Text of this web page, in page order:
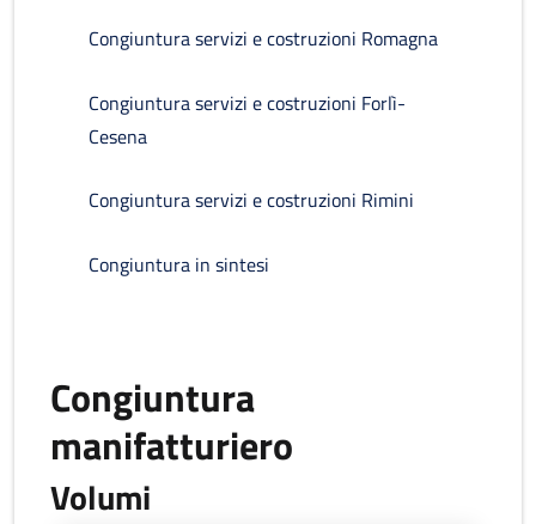
Congiuntura servizi e costruzioni Romagna
Congiuntura servizi e costruzioni Forlì-
Cesena
Congiuntura servizi e costruzioni Rimini
Congiuntura in sintesi
Congiuntura
manifatturiero
Volumi